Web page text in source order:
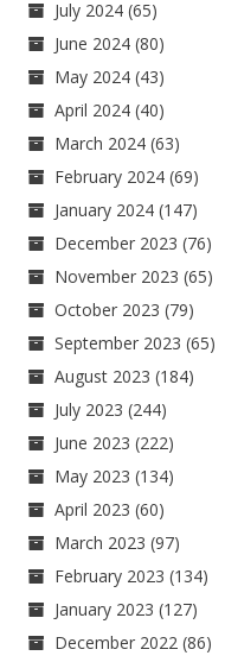
July 2024 (65)
June 2024 (80)
May 2024 (43)
April 2024 (40)
March 2024 (63)
February 2024 (69)
January 2024 (147)
December 2023 (76)
November 2023 (65)
October 2023 (79)
September 2023 (65)
August 2023 (184)
July 2023 (244)
June 2023 (222)
May 2023 (134)
April 2023 (60)
March 2023 (97)
February 2023 (134)
January 2023 (127)
December 2022 (86)